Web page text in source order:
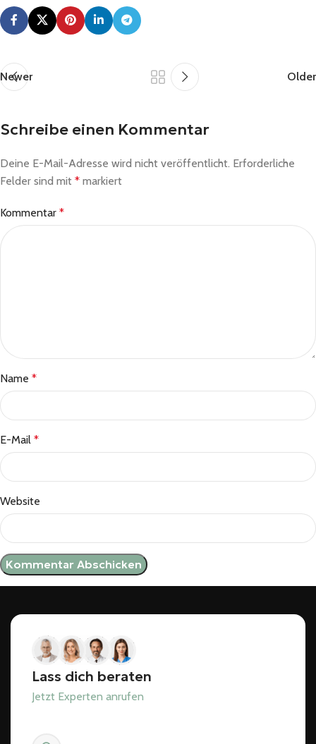
Newer Older
Schreibe einen Kommentar
Deine E-Mail-Adresse wird nicht veröffentlicht. Erforderliche
Felder sind mit * markiert
Kommentar *
Name *
E-Mail *
Website
Lass dich beraten
Jetzt Experten anrufen